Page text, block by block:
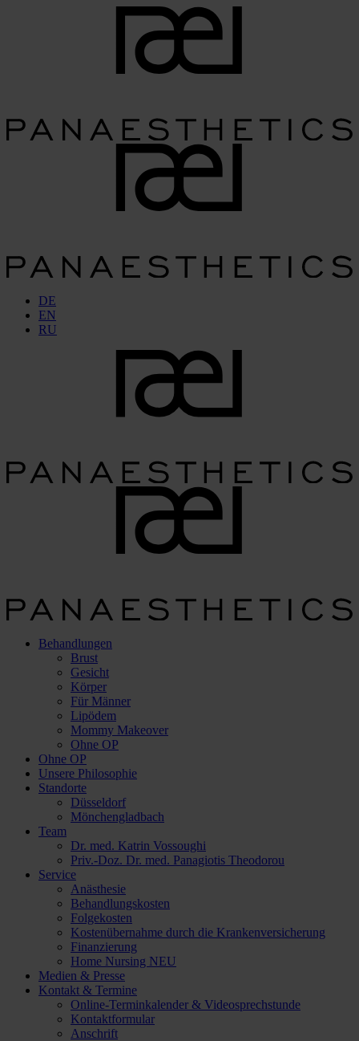
DE
EN
RU
Behandlungen
Brust
Gesicht
Körper
Für Männer
Lipödem
Mommy Makeover
Ohne OP
Ohne OP
Unsere Philosophie
Standorte
Düsseldorf
Mönchengladbach
Team
Dr. med. Katrin Vossoughi
Priv.-Doz. Dr. med. Panagiotis Theodorou
Service
Anästhesie
Behandlungskosten
Folgekosten
Kostenübernahme durch die Krankenversicherung
Finanzierung
Home Nursing NEU
Medien & Presse
Kontakt & Termine
Online-Terminkalender & Videosprechstunde
Kontaktformular
Anschrift